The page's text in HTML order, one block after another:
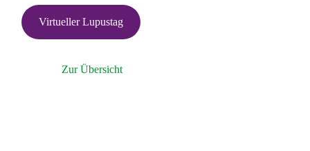
Virtueller Lupustag
Zur Übersicht